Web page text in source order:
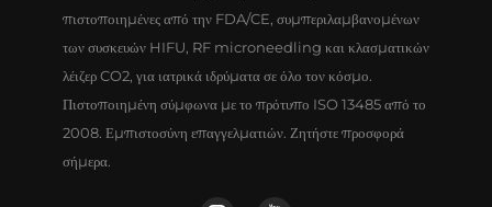
πιστοποιημένες από την FDA/CE, συμπεριλαμβανομένων
των συσκευών HIFU, RF microneedling και κλασματικών
λέιζερ CO2, για ιατρικά ιδρύματα σε όλο τον κόσμο.
Πιστοποιημένη σύμφωνα με το πρότυπο ISO 13485 από το
2008. Εμπιστοσύνη επαγγελματιών. Ζητήστε προσφορά
σήμερα.